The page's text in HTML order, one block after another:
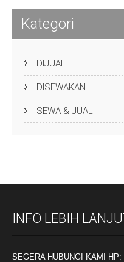
Kategori
DIJUAL
DISEWAKAN
SEWA & JUAL
INFO LEBIH
SEGERA HUBUNGI KAMI HP: